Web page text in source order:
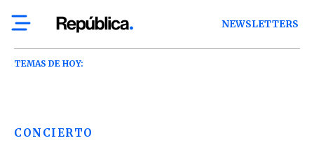
NEWSLETTERS
TEMAS DE HOY:
CONCIERTO